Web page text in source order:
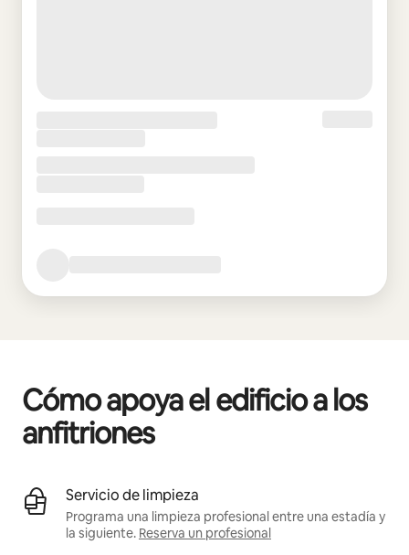
Cómo apoya el edificio a los
anfitriones
Servicio de limpieza
Programa una limpieza profesional entre una estadía y
la siguiente. Reserva un profesional